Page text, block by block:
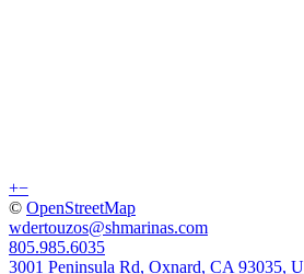
+−
© OpenStreetMap
wdertouzos@shmarinas.com
805.985.6035
3001 Peninsula Rd, Oxnard, CA 93035,